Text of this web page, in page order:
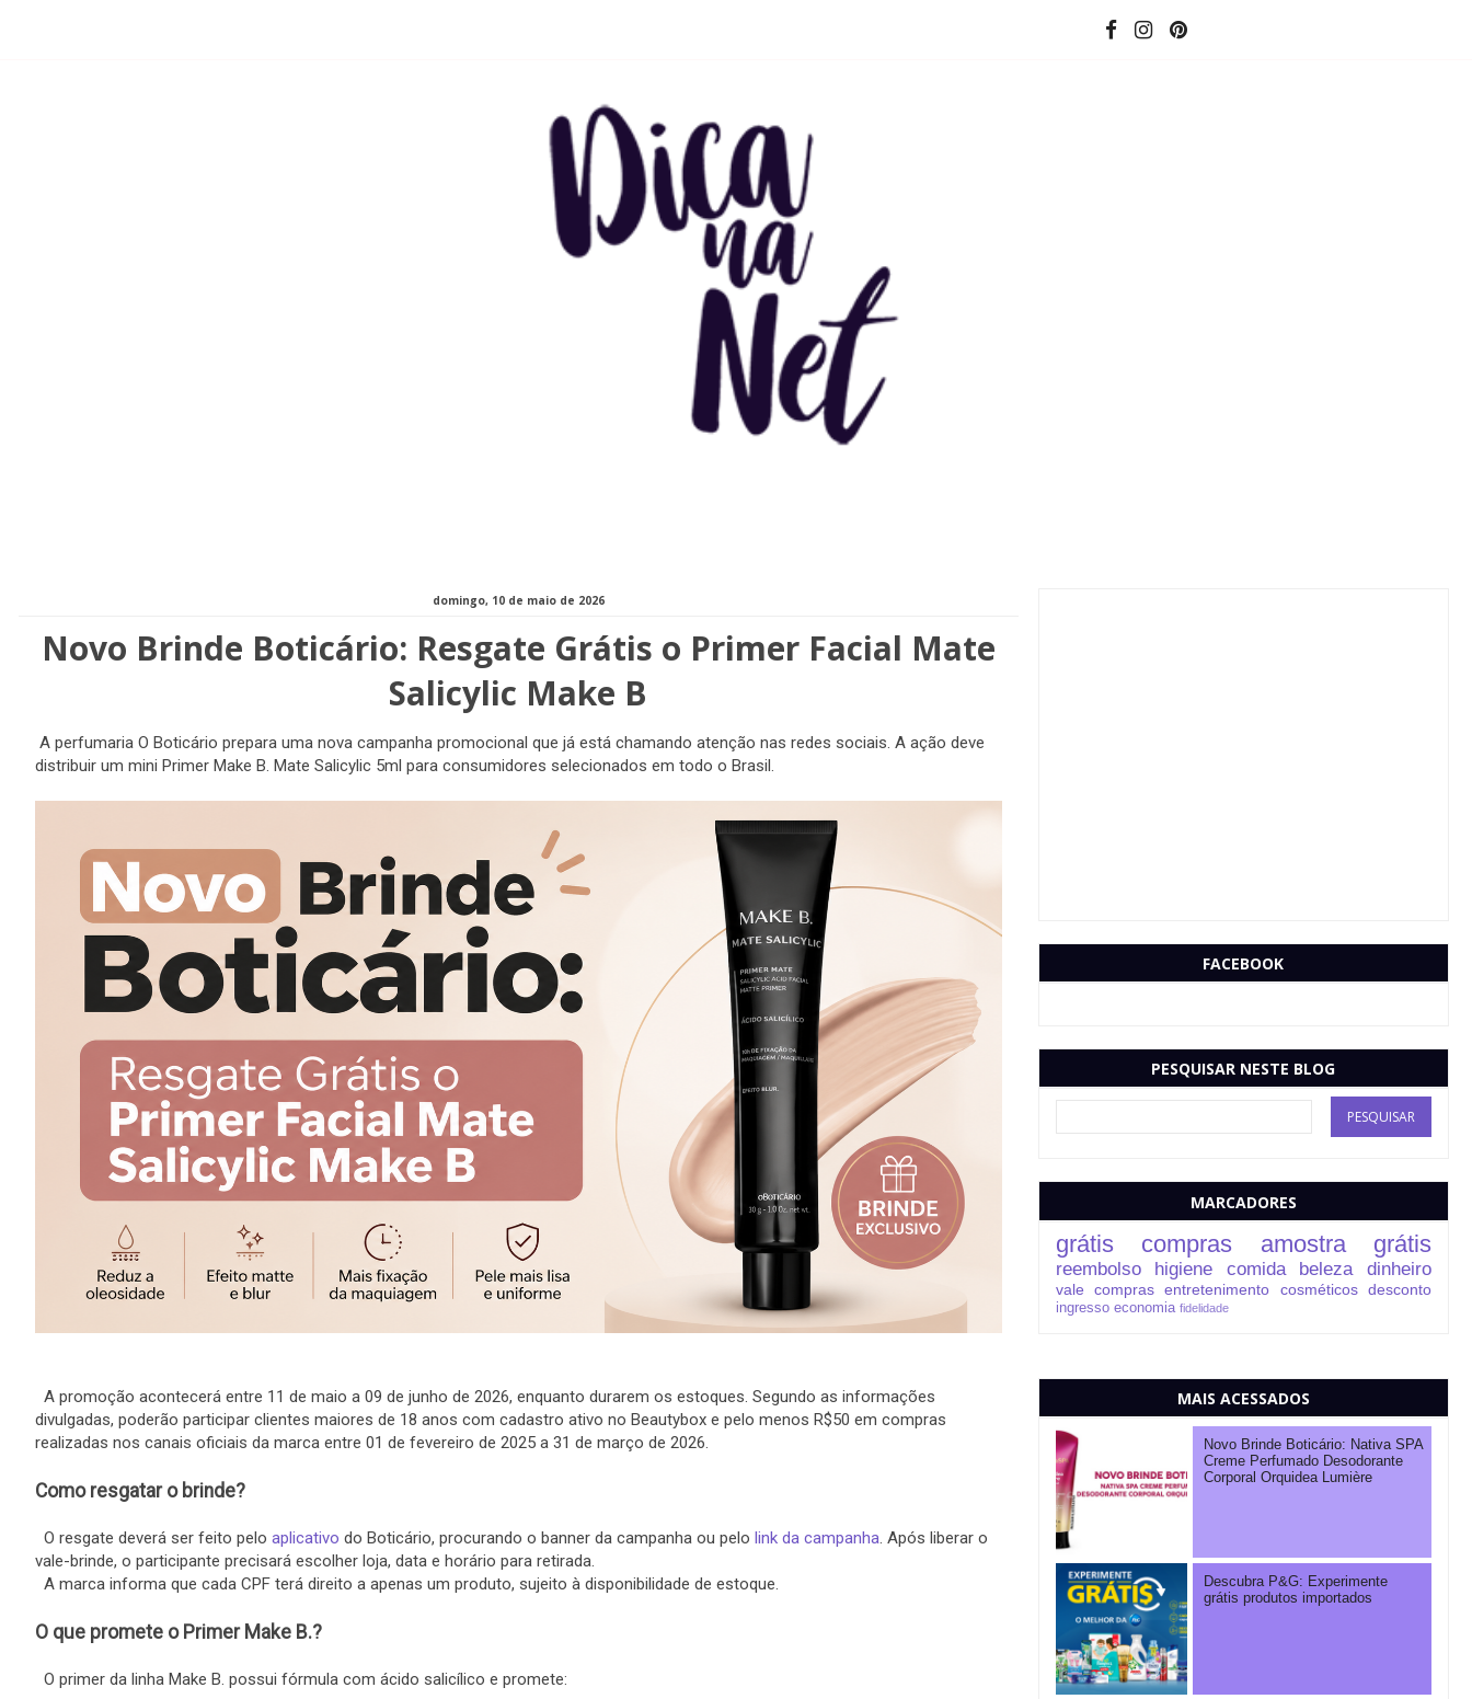
domingo, 10 de maio de 2026
Novo Brinde Boticário: Resgate Grátis o Primer Facial Mate
Salicylic Make B
A perfumaria O Boticário prepara uma nova campanha promocional que já está chamando atenção nas redes sociais. A ação deve
distribuir um mini Primer Make B. Mate Salicylic 5ml para consumidores selecionados em todo o Brasil.
A promoção acontecerá entre 11 de maio a 09 de junho de 2026, enquanto durarem os estoques. Segundo as informações
divulgadas, poderão participar clientes maiores de 18 anos com cadastro ativo no Beautybox e pelo menos R$50 em compras
realizadas nos canais oficiais da marca entre 01 de fevereiro de 2025 a 31 de março de 2026.
Como resgatar o brinde?
O resgate deverá ser feito pelo aplicativo do Boticário, procurando o banner da campanha ou pelo link da campanha. Após liberar o
vale-brinde, o participante precisará escolher loja, data e horário para retirada.
A marca informa que cada CPF terá direito a apenas um produto, sujeito à disponibilidade de estoque.
O que promete o Primer Make B.?
O primer da linha Make B. possui fórmula com ácido salicílico e promete:
FACEBOOK
PESQUISAR NESTE BLOG
MARCADORES
grátis compras amostra grátis
reembolso higiene comida beleza dinheiro
vale compras entretenimento cosméticos desconto
ingresso economia fidelidade
MAIS ACESSADOS
Novo Brinde Boticário: Nativa SPA
Creme Perfumado Desodorante
Corporal Orquidea Lumière
Descubra P&G: Experimente
grátis produtos importados